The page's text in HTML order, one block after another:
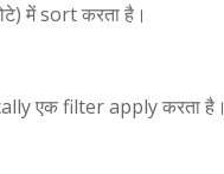
में sort करता है।
एक filter apply करता है।